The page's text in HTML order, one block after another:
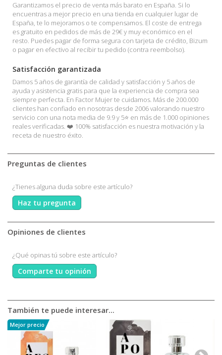
Garantizamos el precio de venta más barato en España. Si lo
encuentras a mejor precio en una tienda en cualquier lugar de
España, te lo mejoramos o te compensamos. El coste de entrega
es gratuito en pedidos de más de 29€ y muy económico en el
resto. Puedes pagar de forma segura con tarjeta de crédito, Bizum
o pagar en efectivo al recibir tu pedido (contra reembolso).
Satisfacción garantizada
Damos 5 años de garantía de calidad y satisfacción y 5 años de
ayuda y asistencia gratis para que la experiencia de compra sea
siempre perfecta. En Factor Mujer te cuidamos. Más de 200.000
clientes han confiado en nosotras desde 2006 valorando nuestro
servicio con una nota media de 9.9 y 5⭐ en más de 1.000 opiniones
reales verificadas. ❤️ 100% satisfacción es nuestra motivación y la
receta de nuestro éxito.
Preguntas de clientes
¿Tienes alguna duda sobre este artículo?
Haz tu pregunta
Opiniones de clientes
¿Qué opinas tú sobre este artículo?
Comparte tu opinión
También te puede interesar...
Mejor precio